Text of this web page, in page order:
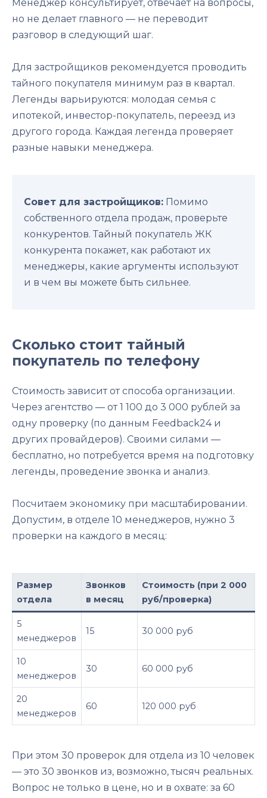
Менеджер консультирует, отвечает на вопросы,
но не делает главного — не переводит
разговор в следующий шаг.
Для застройщиков рекомендуется проводить
тайного покупателя минимум раз в квартал.
Легенды варьируются: молодая семья с
ипотекой, инвестор-покупатель, переезд из
другого города. Каждая легенда проверяет
разные навыки менеджера.
Совет для застройщиков: Помимо
собственного отдела продаж, проверьте
конкурентов. Тайный покупатель ЖК
конкурента покажет, как работают их
менеджеры, какие аргументы используют
и в чем вы можете быть сильнее.
Сколько стоит тайный
покупатель по телефону
Стоимость зависит от способа организации.
Через агентство — от 1 100 до 3 000 рублей за
одну проверку (по данным Feedback24 и
других провайдеров). Своими силами —
бесплатно, но потребуется время на подготовку
легенды, проведение звонка и анализ.
Посчитаем экономику при масштабировании.
Допустим, в отделе 10 менеджеров, нужно 3
проверки на каждого в месяц:
Размер
отдела
Звонков
в месяц
Стоимость (при 2 000
руб/проверка)
5
менеджеров
15 30 000 руб
10
менеджеров
30 60 000 руб
20
менеджеров
60 120 000 руб
При этом 30 проверок для отдела из 10 человек
— это 30 звонков из, возможно, тысяч реальных.
Вопрос не только в цене, но и в охвате: за 60